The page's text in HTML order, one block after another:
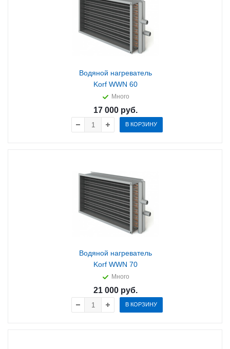
Водяной нагреватель
Korf WWN 60
Много
17 000руб.
В КОРЗИНУ
Водяной нагреватель
Korf WWN 70
Много
21 000руб.
В КОРЗИНУ